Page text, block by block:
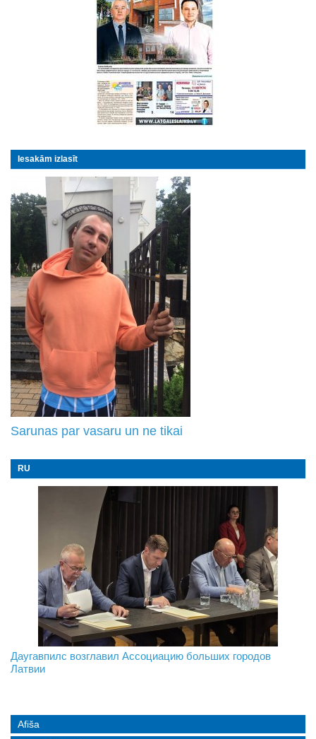
Iesakām izlasīt
Sarunas par vasaru un ne tikai
RU
На границе с Беларусью ждут усиления
Даугавпилс возглавил Ассоциацию больших городов
Латвии
Инвалидность — не приговор: «Mediastrims» расскажет
реальные истории людей с ограниченными возможностями
Afiša